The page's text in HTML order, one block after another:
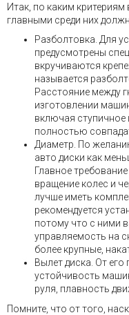
Итак, по каким
главными среди них
Разболтовка. Для
предусмотрены
вкручиваются
называется
Расстояние между
изготовлении
включая ступичное
полностью
Диаметр. По
авто диски как
Главное
вращение колес и
лучше иметь
рекомендуется
потому что с ними
управляемость на
более крупные,
Вылет диска. От его
устойчивость
руля, плавность
Помните, что от того,